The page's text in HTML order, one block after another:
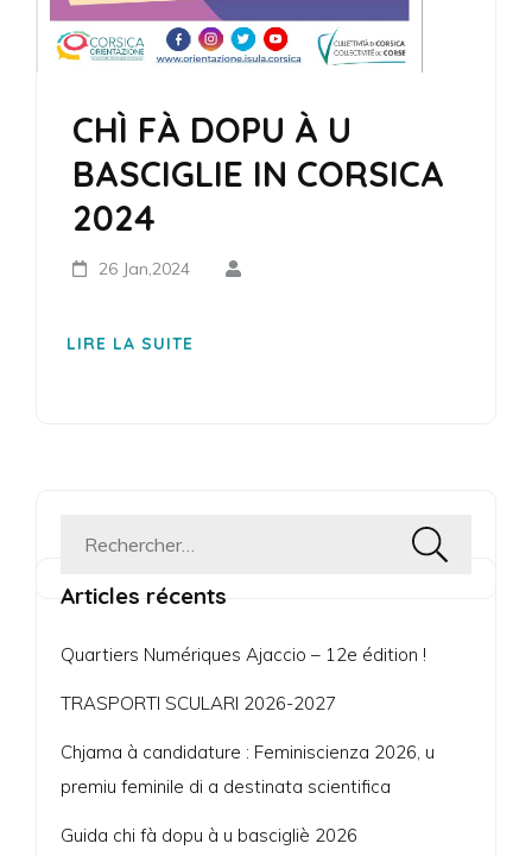
CHÌ FÀ DOPU À U
BASCIGLIE IN CORSICA
2024
26 Jan,2024
LIRE LA SUITE
Rechercher :
Articles récents
Quartiers Numériques Ajaccio – 12e édition !
TRASPORTI SCULARI 2026-2027
Chjama à candidature : Feminiscienza 2026, u
premiu feminile di a destinata scientifica
Guida chi fà dopu à u bascigliè 2026